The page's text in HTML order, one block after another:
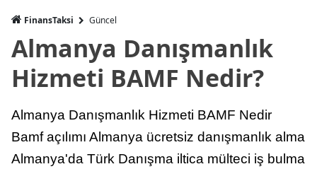
FinansTaksi Güncel
Almanya Danışmanlık
Hizmeti BAMF Nedir?
Almanya Danışmanlık Hizmeti BAMF Nedir
Bamf açılımı Almanya ücretsiz danışmanlık alma
Almanya'da Türk Danışma iltica mülteci iş bulma